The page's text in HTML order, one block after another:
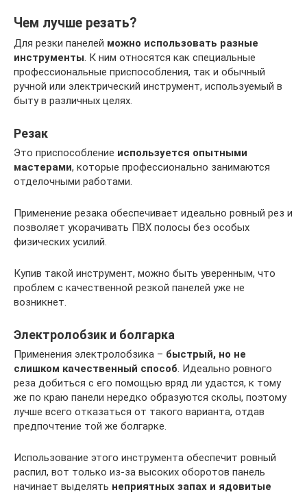
Чем лучше резать?
Для резки панелей можно использовать разные
инструменты. К ним относятся как специальные
профессиональные приспособления, так и обычный
ручной или электрический инструмент, используемый в
быту в различных целях.
Резак
Это приспособление используется опытными
мастерами, которые профессионально занимаются
отделочными работами.
Применение резака обеспечивает идеально ровный рез и
позволяет укорачивать ПВХ полосы без особых
физических усилий.
Купив такой инструмент, можно быть уверенным, что
проблем с качественной резкой панелей уже не
возникнет.
Электролобзик и болгарка
Применения электролобзика – быстрый, но не
слишком качественный способ. Идеально ровного
реза добиться с его помощью вряд ли удастся, к тому
же по краю панели нередко образуются сколы, поэтому
лучше всего отказаться от такого варианта, отдав
предпочтение той же болгарке.
Использование этого инструмента обеспечит ровный
распил, вот только из-за высоких оборотов панель
начинает выделять неприятных запах и ядовитые